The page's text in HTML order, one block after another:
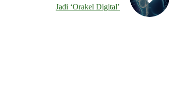
Jadi ‘Orakel Digital’